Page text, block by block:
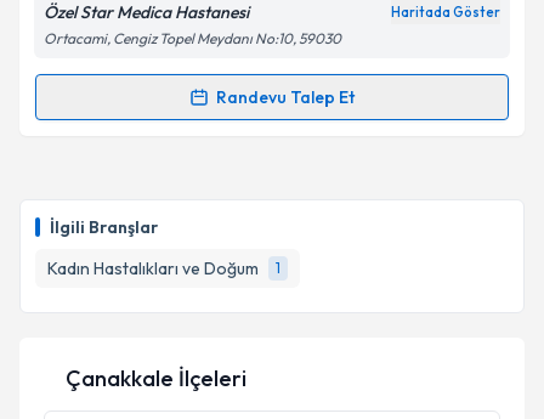
İlgili Branşlar
Kadın Hastalıkları ve Doğum
1
kapsamda işlenmesini kabul ediyorum.
Takvim Talebini Gönder
Özel Star Medica Hastanesi Haritada Göster
Ortacami, Cengiz Topel Meydanı No:10, 59030
Randevu Talep Et
Randevu Takvimi Talebi
takvim hazırlandığında e-posta ile bilgilendireceğiz.
Kişisel verilerimin işlenmesine ilişkinAydınlatma
Çanakkale İlçeleri